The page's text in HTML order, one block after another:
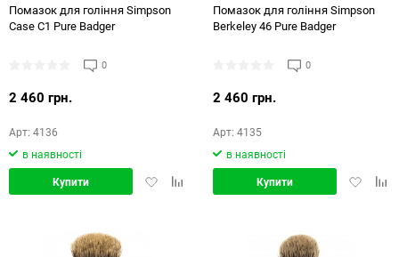
Помазок для гоління Simpson
Case С1 Pure Badger
0
2 460 грн.
Арт: 4136
в наявності
ДодатиДодати
Купити
Помазок для гоління Simpson
Berkeley 46 Pure Badger
0
2 460 грн.
Арт: 4135
в наявності
Додати
Купити